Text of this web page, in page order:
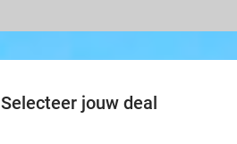
Selecteer jouw deal